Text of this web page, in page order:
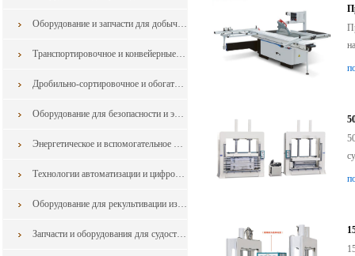
Оборудование и запчасти для добычи в горной промышленности из китая
Транспортировочное и конвейерные оборудование для горной промышленности из китая
Дробильно-сортировочное и обогатительное оборудование для горной промышленности из китая
Оборудование для безопасности и экологии для горной промышленности из китая
Энергетическое и вспомогательное оборудование из китая
Технологии автоматизации и цифровизации для горной промышленности из Китая
Оборудование для рекультивации из Китая
Запчасти и оборудования для судостроения и судоремонта